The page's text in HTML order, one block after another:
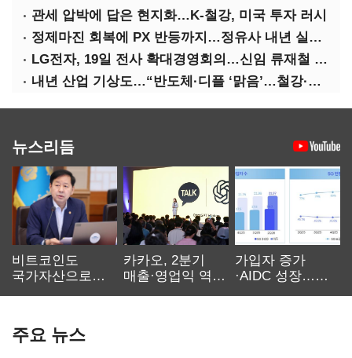
관세 압박에 답은 현지화…K-철강, 미국 투자 러시
정제마진 회복에 PX 반등까지…정유사 내년 실적 기대
LG전자, 19일 전사 확대경영회의…신임 류재철 사장 주관
내년 산업 기상도…“반도체·디플 ‘맑음’…철강·석화 ‘흐림’”
뉴스리듬
비트코인도
국가자산으로…'
카카오, 2분기
매출·영업익 역대
가입자 증가
·AIDC 성장…
주요 뉴스